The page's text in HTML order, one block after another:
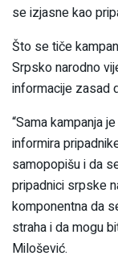
se izjasne kao
Što se tiče
Srpsko narodno
informacije zasad
“Sama kampanja
informira
samopopišu i da
pripadnici srpske
komponentna da
straha i da mogu
Milošević.